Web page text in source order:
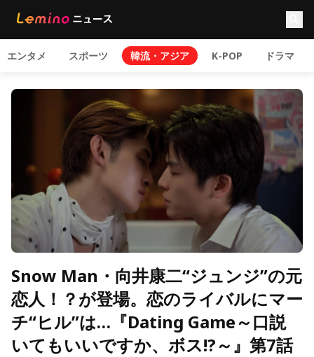
エンタメ スポーツ 韓流・アジア K-POP ドラマ
Snow Man・向井康二“ジュンジ”の元
恋人！？が登場。恋のライバルにマー
チ“ヒル”は…『Dating Game～口説
いてもいいですか、ボス!?～』第7話